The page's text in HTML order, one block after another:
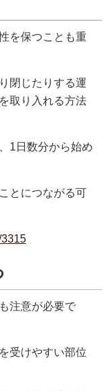
を保つことも重
閉じたりする運
取り入れる方法
1日数分から始め
とにつながる可
注意が必要で
受けやすい部位